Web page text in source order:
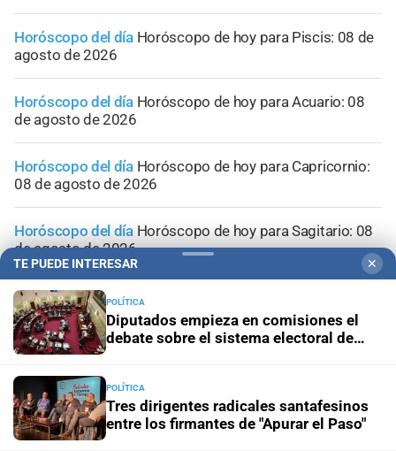
Horóscopo del día Horóscopo de hoy para Piscis: 08 de
agosto de 2026
Horóscopo del día Horóscopo de hoy para Acuario: 08
de agosto de 2026
Horóscopo del día Horóscopo de hoy para Capricornio:
08 de agosto de 2026
Horóscopo del día Horóscopo de hoy para Sagitario: 08
de agosto de 2026
TE PUEDE INTERESAR ✕
POLÍTICA
Diputados empieza en comisiones el
debate sobre el sistema electoral de
POLÍTICA
Tres dirigentes radicales santafesinos
entre los firmantes de "Apurar el Paso"